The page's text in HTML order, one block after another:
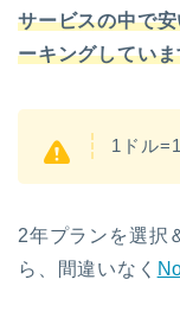
サービスの中で
ーキングしてい
1ドル
2年プランを選択
ら、間違いなく